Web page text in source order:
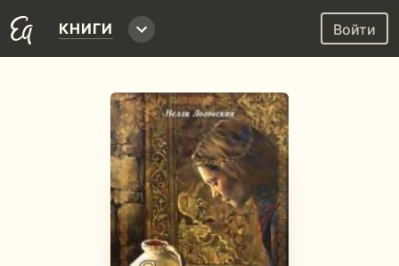
КНИГИ Войти